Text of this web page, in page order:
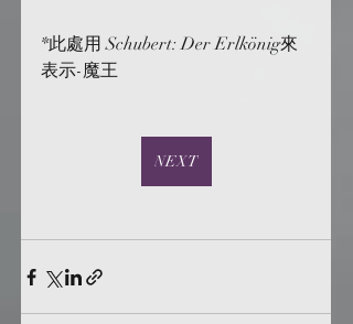
*此處用 Schubert: Der Erlkönig來
表示-魔王
NEXT